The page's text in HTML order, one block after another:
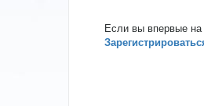
Если вы впервые на